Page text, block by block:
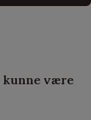
kunne være